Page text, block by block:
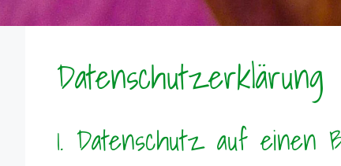
Datenschutzerklärung
1. Datenschutz auf einen